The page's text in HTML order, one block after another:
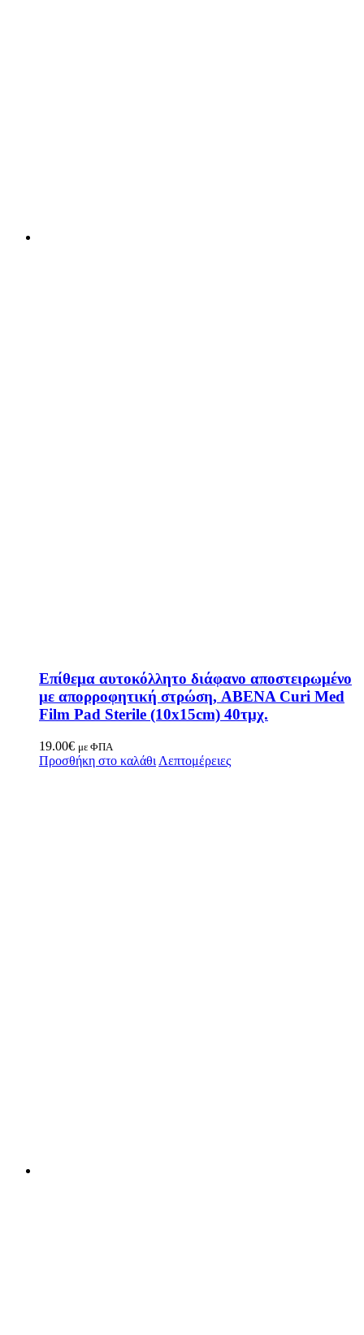
Επίθεμα αυτοκόλλητο διάφανο αποστειρωμένο
με απορροφητική στρώση, ABENA Curi Med
Film Pad Sterile (10x15cm) 40τμχ.
19.00€ με ΦΠΑ
Προσθήκη στο καλάθι Λεπτομέρειες